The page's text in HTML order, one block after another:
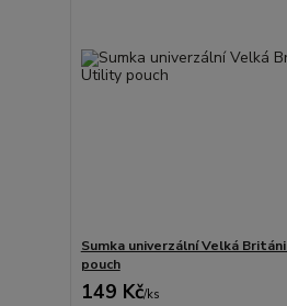
Sumka univerzální Velká
pouch
149 Kč/ks